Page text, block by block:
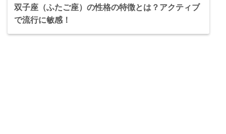
双子座（ふたご座）の性格の特徴とは？アクティブ
で流行に敏感！